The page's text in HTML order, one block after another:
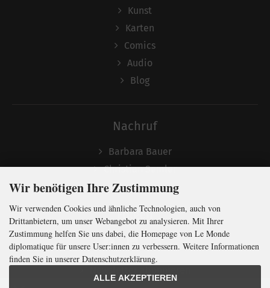
Kunst
Karten
Comics
Audio
Blog
Nachruf
Barbara Bauer
Christian Semler
Folgen
Wir benötigen Ihre Zustimmung
Wir verwenden Cookies und ähnliche Technologien, auch von
Drittanbietern, um unser Webangebot zu analysieren. Mit Ihrer
Zustimmung helfen Sie uns dabei, die Homepage von Le Monde
diplomatique für unsere User:innen zu verbessern. Weitere Informationen
finden Sie in unserer Datenschutzerklärung.
ALLE AKZEPTIEREN